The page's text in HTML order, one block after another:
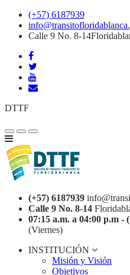
(+57) 6187939
Calle 9 No. 8-
DTTF
(+57) 6187939
Calle 9 No. 8-14
07:15 a.m. a 04:00 p.m -
(Viernes)
INSTITUCIÓN
Misión y Visión
Objetivos